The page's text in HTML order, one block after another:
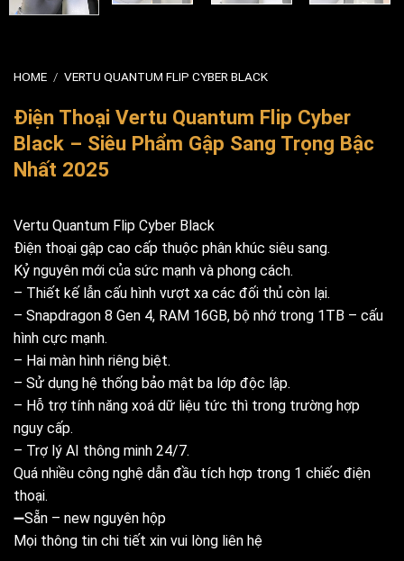
HOME / VERTU QUANTUM FLIP CYBER BLACK
Điện Thoại Vertu Quantum Flip Cyber
Black – Siêu Phẩm Gập Sang Trọng Bậc
Nhất 2025
Vertu Quantum Flip Cyber Black
Điện thoại gập cao cấp thuộc phân khúc siêu sang.
Kỷ nguyên mới của sức mạnh và phong cách.
– Thiết kế lẫn cấu hình vượt xa các đối thủ còn lại.
– Snapdragon 8 Gen 4, RAM 16GB, bộ nhớ trong 1TB – cấu
hình cực mạnh.
– Hai màn hình riêng biệt.
– Sử dụng hệ thống bảo mật ba lớp độc lập.
– Hỗ trợ tính năng xoá dữ liệu tức thì trong trường hợp
nguy cấp.
– Trợ lý AI thông minh 24/7.
Quá nhiều công nghệ dẫn đầu tích hợp trong 1 chiếc điện
thoại.
➖Sẵn – new nguyên hộp
Mọi thông tin chi tiết xin vui lòng liên hệ